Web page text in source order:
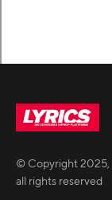
© Copyright2025,
all rights reserved